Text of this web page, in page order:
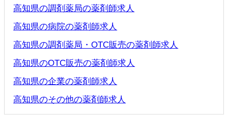
高知県の調剤薬局の薬剤師求人
高知県の病院の薬剤師求人
高知県の調剤薬局・OTC販売の薬剤師求人
高知県のOTC販売の薬剤師求人
高知県の企業の薬剤師求人
高知県のその他の薬剤師求人